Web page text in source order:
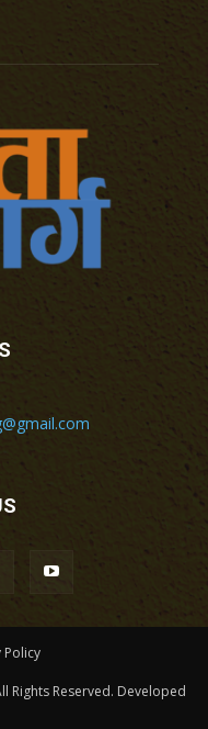
Policy
Rights Reserved. Developed